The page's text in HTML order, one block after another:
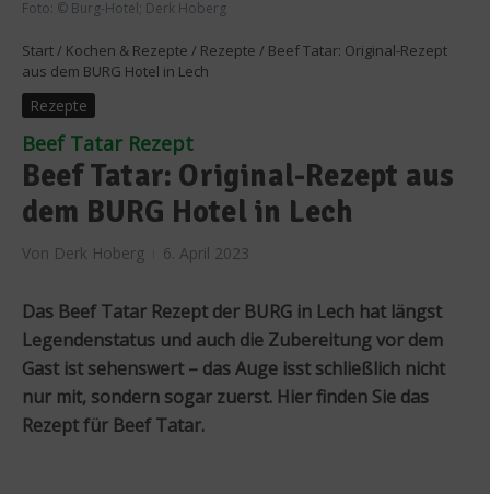
Foto: © Burg-Hotel; Derk Hoberg
Start / Kochen & Rezepte / Rezepte / Beef Tatar: Original-Rezept
aus dem BURG Hotel in Lech
Rezepte
Beef Tatar Rezept
Beef Tatar: Original-Rezept aus
dem BURG Hotel in Lech
Von Derk Hoberg 6. April 2023
Das Beef Tatar Rezept der BURG in Lech hat längst
Legendenstatus und auch die Zubereitung vor dem
Gast ist sehenswert – das Auge isst schließlich nicht
nur mit, sondern sogar zuerst. Hier finden Sie das
Rezept für Beef Tatar.